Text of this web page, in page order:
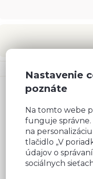
Nastavenie
poznáte
Na tomto webe
funguje správne.
na
tlačidlo „V
údajov o
sociálnych